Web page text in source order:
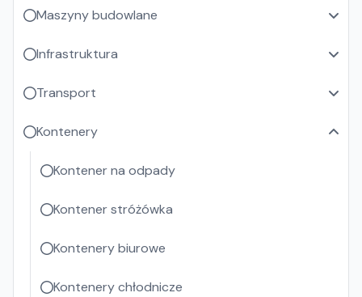
Maszyny budowlane
Infrastruktura
Transport
Kontenery
Kontener na odpady
Kontener stróżówka
Kontenery biurowe
Kontenery chłodnicze